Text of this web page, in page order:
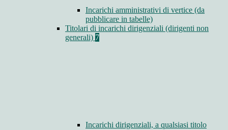
Incarichi amministrativi di vertice (da
pubblicare in tabelle)
Titolari di incarichi dirigenziali (dirigenti non
generali) 7
Incarichi dirigenziali, a qualsiasi titolo